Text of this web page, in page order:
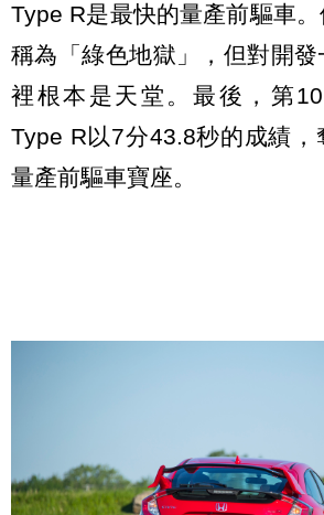
Type R是最快的量產前驅車
稱為「綠色地獄」，但對開
裡根本是天堂。最後，第
Type R以7分43.8秒的成績，
量產前驅車寶座。